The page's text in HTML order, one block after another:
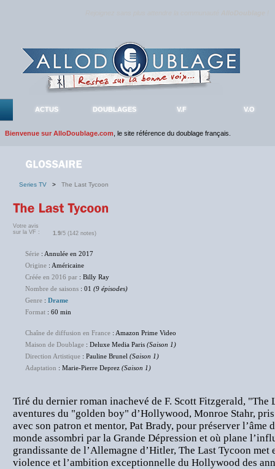
ACTUS DOUBLAGES V.F V.O
Bienvenue sur AlloDoublage.com , le site référence du doublage français.
Series TV > The Last Tycoon
Votre avis
sur la VF :
1.9/5 (142 notes)
Série : Annulée en 2017
Origine : Américaine
Créée en 2016 par : Billy Ray
Nombre de saisons : 01 (9 épisodes)
Genre : Drame
Format : 60 min
Chaîne de diffusion en France : Amazon Prime Video
Maison de Doublage : Deluxe Media Paris (Saison 1)
Direction Artistique : Pauline Brunel (Saison 1)
Adaptation : Marie-Pierre Deprez (Saison 1)
Tiré du dernier roman inachevé de F. Scott Fitzgerald, "The
aventures du "golden boy" d’Hollywood, Monroe Stahr,
avec son patron et mentor, Pat Brady, pour préserver l’âme
monde assombri par la Grande Dépression et où plane
grandissante de l’Allemagne d’Hitler, The Last Tycoon met
violence et l’ambition exceptionnelle du Hollywood des